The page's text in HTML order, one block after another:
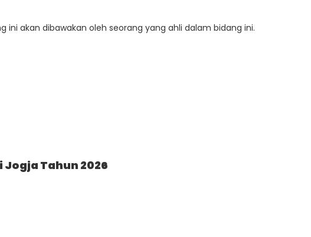
ini akan dibawakan oleh seorang yang ahli dalam bidang ini.
Tahun 2026